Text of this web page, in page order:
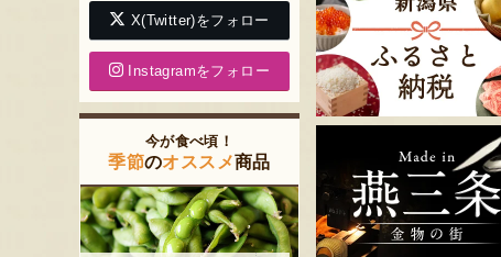
X(Twitter)をフォロー
Instagramをフォロー
今が食べ頃！
季節のオススメ商品